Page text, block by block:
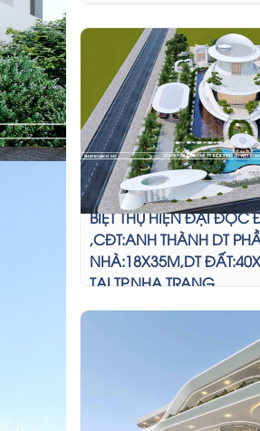
BIỆT THỰ HIỆN ĐẠI ĐỘC
,CĐT:ANH THÀNH DT
NHÀ:18X35M,DT
TẠI TP.NHA TRANG